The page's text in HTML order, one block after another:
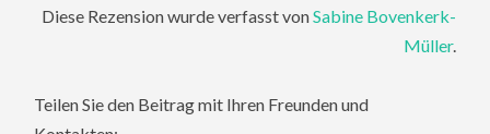
Diese Rezension wurde verfasst vonSabine Bovenkerk-
Müller.
Teilen Sie den Beitrag mit Ihren Freunden und